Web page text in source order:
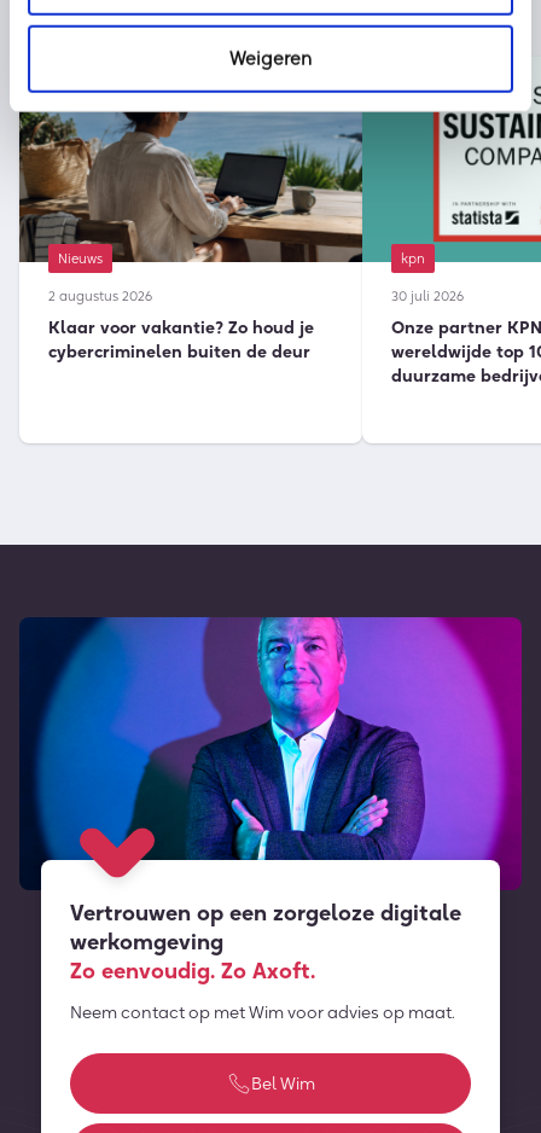
Weigeren
Nieuws
2 augustus 2026
Klaar voor vakantie? Zo houd je
cybercriminelen buiten de deur
kpn
30 juli 2026
Onze partner
wereldwijde top
duurzame
Vertrouwen op een zorgeloze digitale
werkomgeving
Zo eenvoudig. Zo Axoft.
Neem contact op met Wim voor advies op maat.
Bel Wim